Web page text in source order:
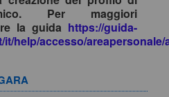
Per maggiori
la guida https://guida-
help/accesso/areapersonale/